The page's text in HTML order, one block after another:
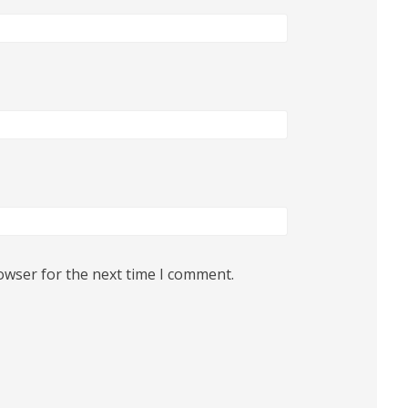
for the next time I comment.